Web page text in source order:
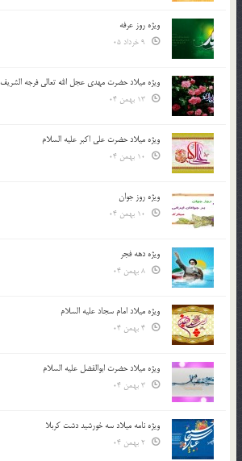
ویژه روز عرفه
ویژه میلاد حضرت مهدی عجل الله تعالی فرجه الشريف
ویژه میلاد حضرت علی اکبر علیه السلام
ویژه روز جوان
ویژه دهه فجر
ویژه میلاد امام سجاد علیه السلام
ویژه میلاد حضرت ابوالفضل علیه السلام
ویژه نامه میلاد سه خورشید دشت کربلا